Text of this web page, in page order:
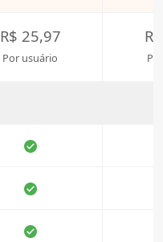
R$ 25,97
Por usuário